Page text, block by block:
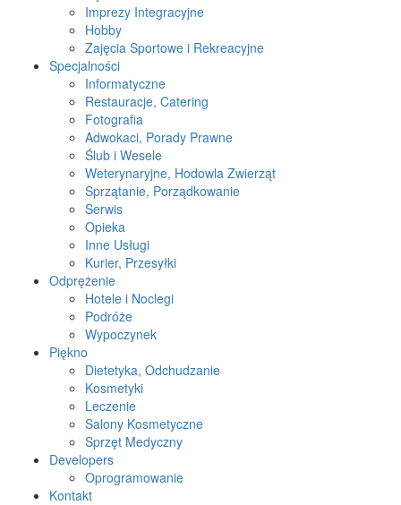
Imprezy Integracyjne
Hobby
Zajęcia Sportowe i Rekreacyjne
Specjalności
Informatyczne
Restauracje, Catering
Fotografia
Adwokaci, Porady Prawne
Ślub i Wesele
Weterynaryjne, Hodowla Zwierząt
Sprzątanie, Porządkowanie
Serwis
Opieka
Inne Usługi
Kurier, Przesyłki
Odprężenie
Hotele i Noclegi
Podróże
Wypoczynek
Piękno
Dietetyka, Odchudzanie
Kosmetyki
Leczenie
Salony Kosmetyczne
Sprzęt Medyczny
Developers
Oprogramowanie
Kontakt